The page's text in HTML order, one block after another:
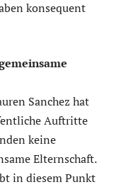
konsequent
Sanchez hat
Auftritte
keine
Elternschaft.
in diesem Punkt